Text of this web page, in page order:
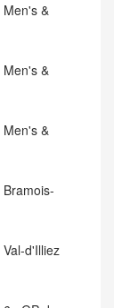
Men's &
Men's &
Men's &
Bramois-
Val-d'Illiez